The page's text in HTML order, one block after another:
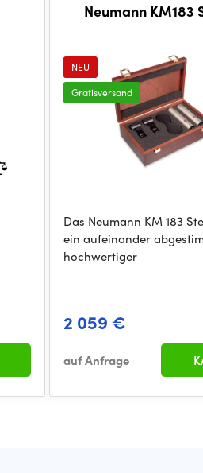
Neumann KM183
NEU
Gratisversand
Das Neumann KM 183
ein aufeinander
hochwertiger
2 059 €
auf Anfrage